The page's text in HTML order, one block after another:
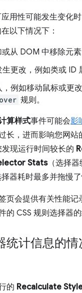
用性可能发生变化
以下情况下：
从 DOM 中移除元素
更改，例如类或 ID
，例如移动鼠标或更
规则。
算样式事件可能会影
长，进而影响您网站
现运行时间较长的
Stats（选择器
器耗时最多并拖慢了
页会提供有关性能记
的 CSS 规则选择器的
统计信息的
的 Recalculate